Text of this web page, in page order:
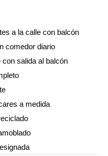
a la calle con balcón
comedor diario
con salida al balcón
a medida